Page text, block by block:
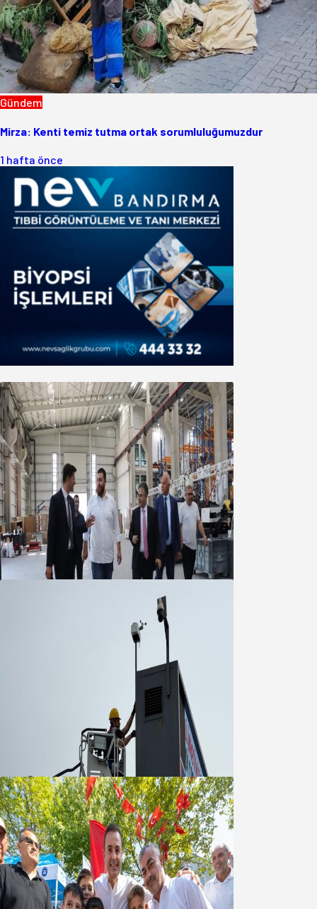
Gündem
Mirza: Kenti temiz tutma ortak sorumluluğumuzdur
1 hafta önce
Marmara OSB Müteşebbis Heyeti
Toplantısı gerçekleştirildi
05 Ağustos 2026
Büyükşehir Çevresel İzleme Ağını
Bandırma ile Güçlendirdi
05 Ağustos 2026